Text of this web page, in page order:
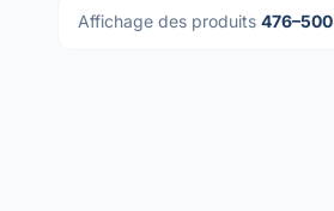
Affichage des produits 476–500